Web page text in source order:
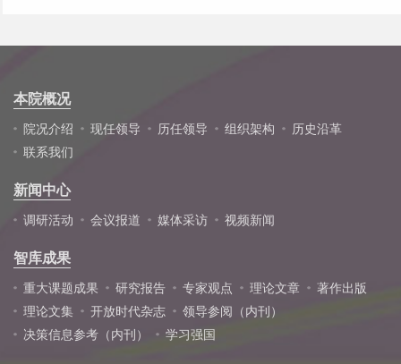
本院概况
院况介绍 现任领导 历任领导 组织架构
历史沿革
联系我们
新闻中心
调研活动 会议报道 媒体采访 视频新闻
智库成果
重大课题成果 研究报告 专家观点 理论文章
著作出版
理论文集
开放时代杂志
领导参阅（内刊）
决策信息参考（内刊）
学习强国